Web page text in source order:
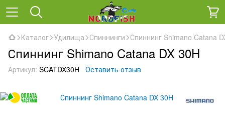
Каталог Удилища Спиннинги Спиннинг Shimano Catana
Спиннинг Shimano Catana DX 30H
Артикул: SCATDX30H Оставить отзыв